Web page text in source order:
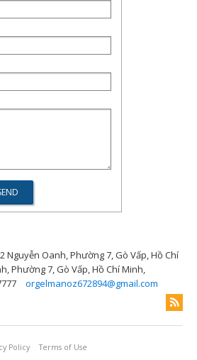
Nguyễn Oanh, Phường 7, Gò Vấp, Hồ Chí
Phường 7, Gò Vấp, Hồ Chí Minh,
orgelmanoz672894@gmail.com
Policy Terms of Use